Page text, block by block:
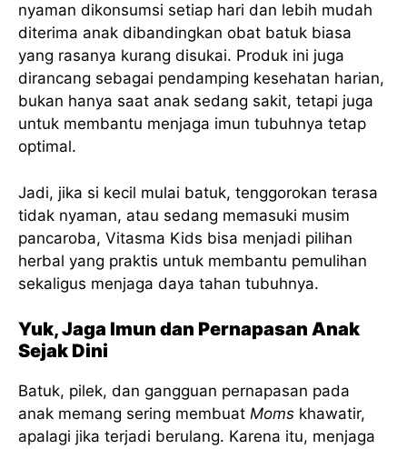
nyaman dikonsumsi setiap hari dan lebih mudah
diterima anak dibandingkan obat batuk biasa
yang rasanya kurang disukai. Produk ini juga
dirancang sebagai pendamping kesehatan harian,
bukan hanya saat anak sedang sakit, tetapi juga
untuk membantu menjaga imun tubuhnya tetap
optimal.
Jadi, jika si kecil mulai batuk, tenggorokan terasa
tidak nyaman, atau sedang memasuki musim
pancaroba, Vitasma Kids bisa menjadi pilihan
herbal yang praktis untuk membantu pemulihan
sekaligus menjaga daya tahan tubuhnya.
Yuk, Jaga Imun dan Pernapasan Anak
Sejak Dini
Batuk, pilek, dan gangguan pernapasan pada
anak memang sering membuat Moms khawatir,
apalagi jika terjadi berulang. Karena itu, menjaga